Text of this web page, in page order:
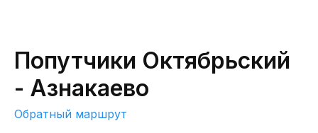
Попутчики Октябрьский
- Азнакаево
Обратный маршрут